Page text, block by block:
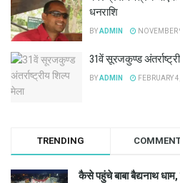
धनराशि
BYADMIN NOVEMBER
31वें सूरजकुण्ड
BYADMIN FEBRUARY
TRENDING
कैसे पहुंचे बाबा बैद्यनाथ